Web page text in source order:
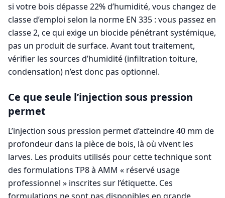
si votre bois dépasse 22% d’humidité, vous changez de
classe d’emploi selon la norme EN 335 : vous passez en
classe 2, ce qui exige un biocide pénétrant systémique,
pas un produit de surface. Avant tout traitement,
vérifier les sources d’humidité (infiltration toiture,
condensation) n’est donc pas optionnel.
Ce que seule l’injection sous pression
permet
L’injection sous pression permet d’atteindre 40 mm de
profondeur dans la pièce de bois, là où vivent les
larves. Les produits utilisés pour cette technique sont
des formulations TP8 à AMM « réservé usage
professionnel » inscrites sur l’étiquette. Ces